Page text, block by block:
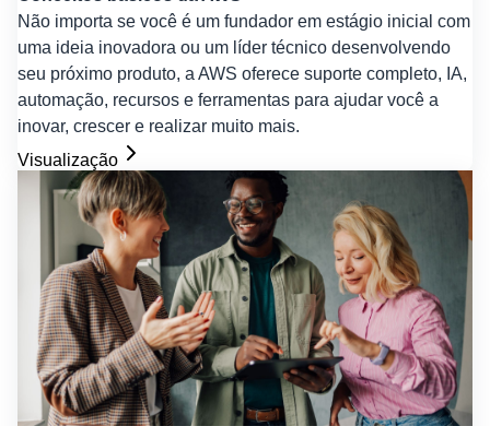
Não importa se você é um fundador em estágio inicial com
uma ideia inovadora ou um líder técnico desenvolvendo
seu próximo produto, a AWS oferece suporte completo, IA,
automação, recursos e ferramentas para ajudar você a
inovar, crescer e realizar muito mais.
Visualização